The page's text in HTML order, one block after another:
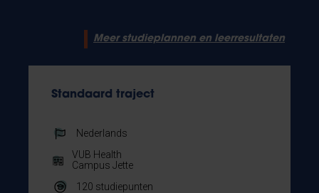
Meer studieplannen en leerresultaten
Standaard traject
Nederlands
VUB Health
Campus Jette
120 studiepunten